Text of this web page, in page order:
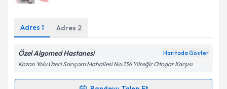
Kişisel verilerimin işlenmesine ilişkinAydınlatma
kapsamda işlenmesini kabul ediyorum.
Adres 1 Adres 2
Özel Algomed Hastanesi Haritada Göster
Kozan Yolu Üzeri Sarıçam Mahallesi No:136 Yüreğir Otogar Karşısı